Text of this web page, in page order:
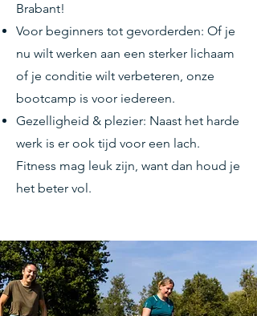
Brabant!
Voor beginners tot gevorderden: Of je
nu wilt werken aan een sterker lichaam
of je conditie wilt verbeteren, onze
bootcamp is voor iedereen.
Gezelligheid & plezier: Naast het harde
werk is er ook tijd voor een lach.
Fitness mag leuk zijn, want dan houd je
het beter vol.